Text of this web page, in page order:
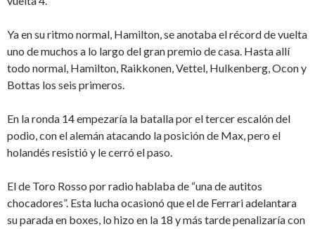
Ya en su ritmo normal, Hamilton, se anotaba el récord de vuelta
uno de muchos a lo largo del gran premio de casa. Hasta allí
todo normal, Hamilton, Raikkonen, Vettel, Hulkenberg, Ocon y
Bottas los seis primeros.
En la ronda 14 empezaría la batalla por el tercer escalón del
podio, con el alemán atacando la posición de Max, pero el
holandés resistió y le cerró el paso.
El de Toro Rosso por radio hablaba de “una de autitos
chocadores”. Esta lucha ocasionó que el de Ferrari adelantara
su parada en boxes, lo hizo en la 18 y más tarde penalizaría con